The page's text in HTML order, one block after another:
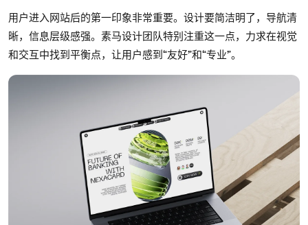
用户进入网站后的第一印象非常重要。设计要简洁明了，导航清
晰，信息层级感强。素马设计团队特别注重这一点，力求在视觉
和交互中找到平衡点，让用户感到“友好”和“专业”。